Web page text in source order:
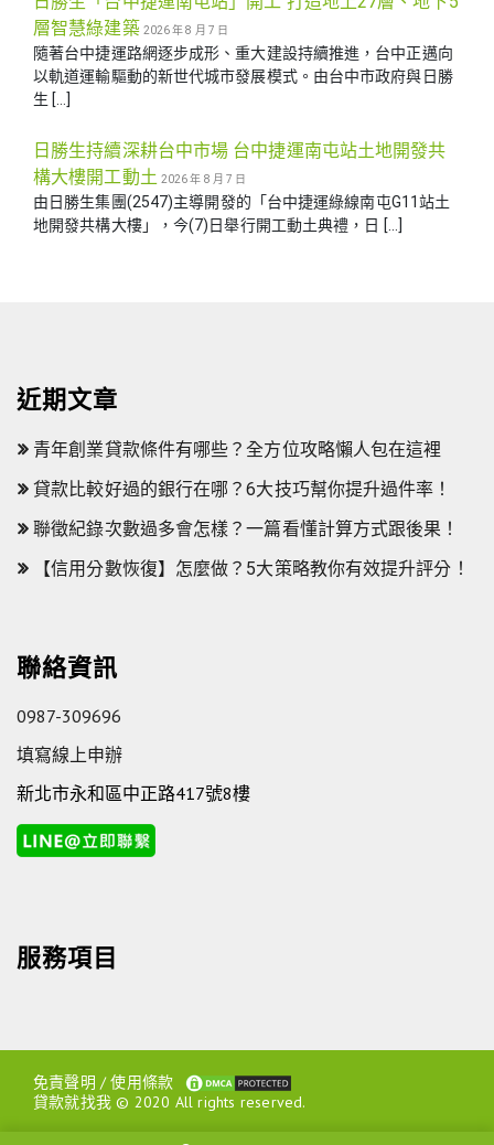
層智慧綠建築 2026 年 8 月 7 日
隨著台中捷運路網逐步成形、重大建設持續推進，台中正邁向
以軌道運輸驅動的新世代城市發展模式。由台中市政府與日勝
生 […]
日勝生持續深耕台中市場 台中捷運南屯站土地開發共
構大樓開工動土 2026 年 8 月 7 日
由日勝生集團(2547)主導開發的「台中捷運綠線南屯G11站土
地開發共構大樓」，今(7)日舉行開工動土典禮，日 […]
近期文章
青年創業貸款條件有哪些？全方位攻略懶人包在這裡
貸款比較好過的銀行在哪？6大技巧幫你提升過件率！
聯徵紀錄次數過多會怎樣？一篇看懂計算方式跟後果！
【信用分數恢復】怎麼做？5大策略教你有效提升評分！
聯絡資訊
0987-309696
填寫線上申辦
新北市永和區中正路417號8樓
服務項目
免責聲明 /使用條款
貸款就找我 © 2020 All rights reserved.